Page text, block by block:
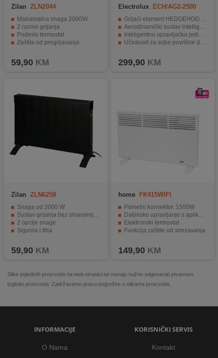
Zilan ZLN2044
Maksimalna snaga 2000W
2 razine grijanja
Podesiv termostat
Zaštita od pregrijavanja
59,90 KM
Electrolux
ECH/AG2-2500
3BE EEC
Grijaći element HEDGEHOG za brže postizanje radne temperature
Aerodinamički sustav Intelligent Air Dynamic
Inteligentna upravljačka jedinica s LED display-om
Učinkovit za sobe površine do 28 m²
299,90 KM
Zilan ZLN6258
Snaga od 2000 W
Sustav grijanja bez smanjenja kisika
2 opcije snage
Sigurna i tiha
59,90 KM
home FK415WIFI
Pametni konvektor, 1500W
Daljinsko upravljanje s aplikacijom putem WiFi veze
Elektronski termostat
Funkcija zaštite od smrzavanja
149,90 KM
Slike pojedinih proizvoda na web stranici ne moraju nužno odgovarati stvarnom
izgledu proizvoda. Zadržavamo pravo pogreške u slikama proizvoda.
INFORMACIJE
O Nama
KORISNIČKI SERVIS
Kontakt